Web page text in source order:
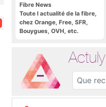
Fibre News
Toute l actualité de la fibre,
chez Orange, Free, SFR,
Bouygues, OVH, etc.
Actuly